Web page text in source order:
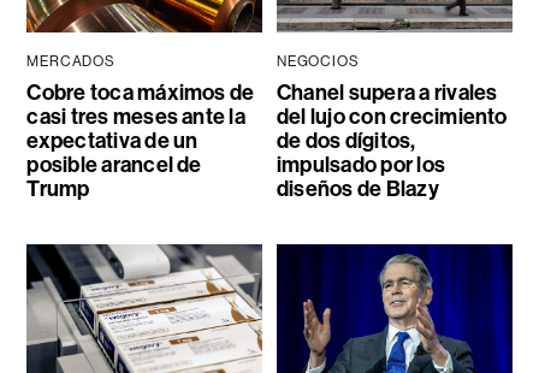
MERCADOS
Cobre toca máximos de
casi tres meses ante la
expectativa de un
posible arancel de
Trump
NEGOCIOS
Chanel supera a rivales
del lujo con crecimiento
de dos dígitos,
impulsado por los
diseños de Blazy